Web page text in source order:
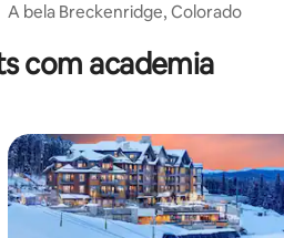
A bela Breckenridge, Colorado
com academia